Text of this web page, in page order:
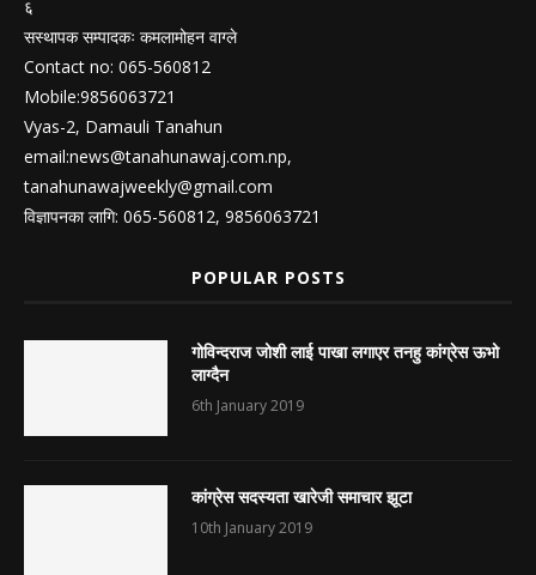
६
सस्थापक सम्पादकः कमलामोहन वाग्ले
Contact no: 065-560812
Mobile:9856063721
Vyas-2, Damauli Tanahun
email:news@tanahunawaj.com.np,
tanahunawajweekly@gmail.com
विज्ञापनका लागि: 065-560812, 9856063721
POPULAR POSTS
गोविन्दराज जोशी लाई पाखा लगाएर तनहु कांग्रेस ऊभो
लाग्दैन
6th January 2019
कांग्रेस सदस्यता खारेजी समाचार झूटा
10th January 2019